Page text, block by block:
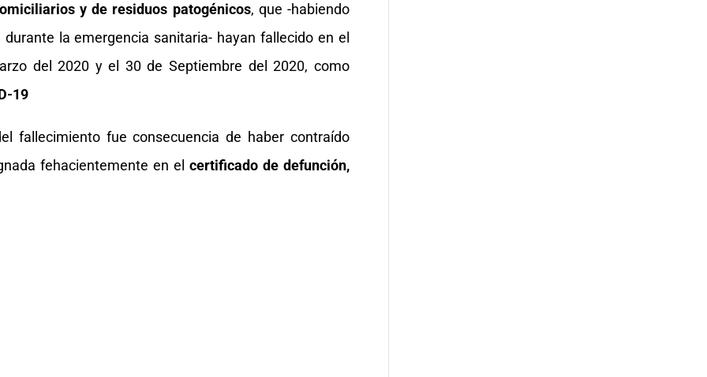
y de residuos patogénicos, que -habiendo
la emergencia sanitaria- hayan fallecido en el
del 2020 y el 30 de Septiembre del 2020, como
19
fallecimiento fue consecuencia de haber contraído
fehacientemente en el certificado de defunción,